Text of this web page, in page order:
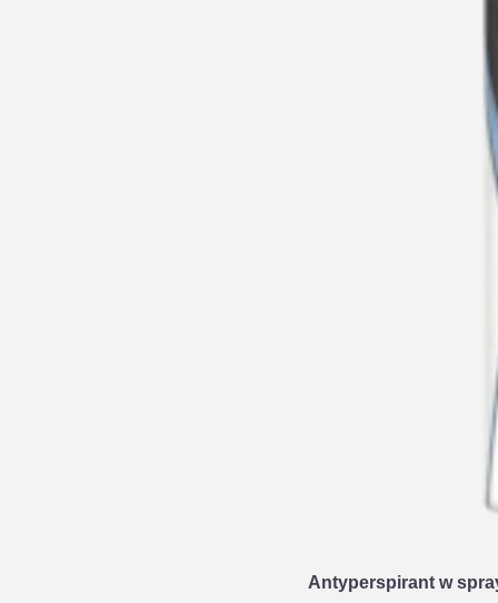
Antyperspirant w